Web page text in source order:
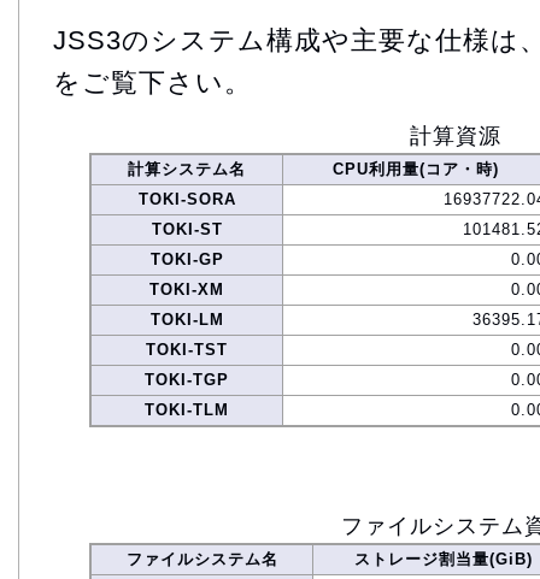
JSS3のシステム構成や主要な仕様は
をご覧下さい。
計算資源
計算システム名
CPU利用量(コア・時)
TOKI-SORA
TOKI-ST
TOKI-GP
TOKI-XM
TOKI-LM
TOKI-TST
TOKI-TGP
TOKI-TLM
ファイルシステム
ファイルシステム名
ストレージ割当量(GiB)